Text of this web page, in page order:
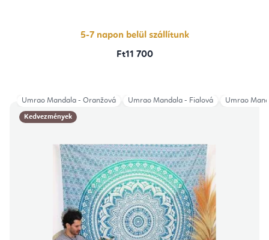
csillag.
5-7 napon belül szállítunk
Ft11 700
Kedvezmények
Umrao Mandala - Oranžová Umrao Mandala - Fialová Umrao